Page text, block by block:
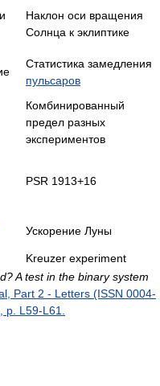
Наклон оси вращения
Солнца к эклиптике
Статистика замедления
пульсаров
Комбинированный
предел разных
экспериментов
PSR 1913+16
Ускорение Луны
Kreuzer experiment
A test in the binary system
Part 2 - Letters (ISSN 0004-
L59-L61.